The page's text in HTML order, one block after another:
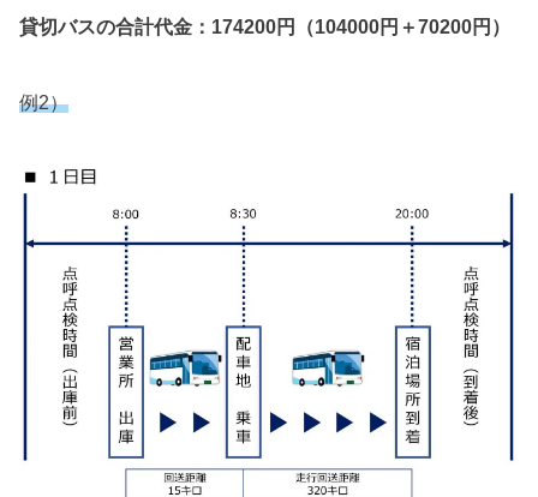
貸切バスの合計代金：174200円（104000円＋70200円）
例2）